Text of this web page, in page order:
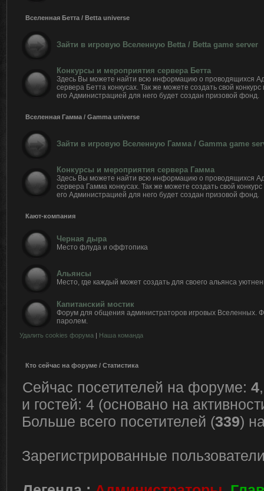
Вселенная Бетта / Betta universe
Зайти в игровую Вселенную Betta / Betta game server
Конкурсы и мероприятия сервера Бетта
Здесь Вы можете найти всю информацию о проводящихся
сервера Бетта конкусах. Так же можете создать свой
его Администрацией для него будет создан призовой фонд.
Вселенная Гамма / Gamma universe
Зайти в игровую Вселенную Гамма / Gamma game
Конкурсы и мероприятия сервера Гамма
Здесь Вы можете найти всю информацию о проводящихся
сервера Гамма конкусах. Так же можете создать свой
его Администрацией для него будет создан призовой фонд.
Кают-компания
Черная дыра
Место флуда и оффтопика
Альянсы
Место, где каждый может создать для своего альянса
Капитанский мостик
Форум для общения администраторов игровых Вселенных.
паролем.
Удалить cookies форума | Наша команда
Кто сейчас на форуме / Статистика
Сейчас посетителей на форуме: 4
и гостей: 4 (основано на
Больше всего посетителей (339)
Зарегистрированные